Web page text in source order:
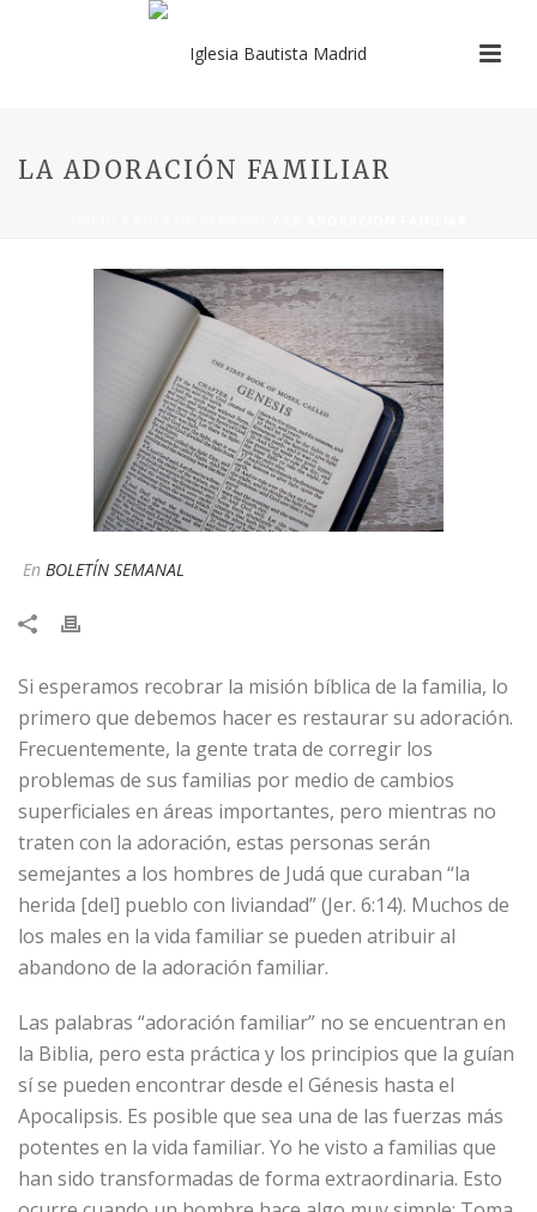
LA ADORACIÓN FAMILIAR
En BOLETÍN SEMANAL
Si esperamos recobrar la misión bíblica de la familia, lo
primero que debemos hacer es restaurar su adoración.
Frecuentemente, la gente trata de corregir los
problemas de sus familias por medio de cambios
superficiales en áreas importantes, pero mientras no
traten con la adoración, estas personas serán
semejantes a los hombres de Judá que curaban “la
herida [del] pueblo con liviandad” (Jer. 6:14). Muchos de
los males en la vida familiar se pueden atribuir al
abandono de la adoración familiar.
Las palabras “adoración familiar” no se encuentran en
la Biblia, pero esta práctica y los principios que la guían
sí se pueden encontrar desde el Génesis hasta el
Apocalipsis. Es posible que sea una de las fuerzas más
potentes en la vida familiar. Yo he visto a familias que
han sido transformadas de forma extraordinaria. Esto